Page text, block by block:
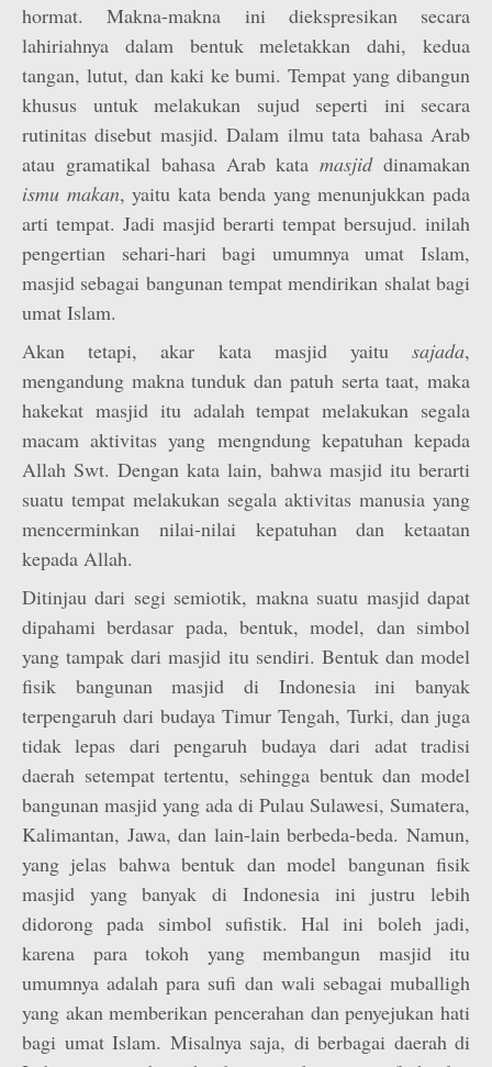
hormat. Makna-makna ini diekspresikan secara
lahiriahnya dalam bentuk meletakkan dahi, kedua
tangan, lutut, dan kaki ke bumi. Tempat yang dibangun
khusus untuk melakukan sujud seperti ini secara
rutinitas disebut masjid. Dalam ilmu tata bahasa Arab
atau gramatikal bahasa Arab katamasjiddinamakan
ismu makan, yaitu kata benda yang menunjukkan pada
arti tempat. Jadi masjid berarti tempat bersujud. inilah
pengertian sehari-hari bagi umumnya umat Islam,
masjid sebagai bangunan tempat mendirikan shalat bagi
umat Islam.
Akan tetapi, akar kata masjid yaitu sajada,
mengandung makna tunduk dan patuh serta taat, maka
hakekat masjid itu adalah tempat melakukan segala
macam aktivitas yang mengndung kepatuhan kepada
Allah Swt. Dengan kata lain, bahwa masjid itu berarti
suatu tempat melakukan segala aktivitas manusia yang
mencerminkan nilai-nilai kepatuhan dan ketaatan
kepada Allah.
Ditinjau dari segi semiotik, makna suatu masjid dapat
dipahami berdasar pada, bentuk, model, dan simbol
yang tampak dari masjid itu sendiri. Bentuk dan model
fisik bangunan masjid di Indonesia ini banyak
terpengaruh dari budaya Timur Tengah, Turki, dan juga
tidak lepas dari pengaruh budaya dari adat tradisi
daerah setempat tertentu, sehingga bentuk dan model
bangunan masjid yang ada di Pulau Sulawesi, Sumatera,
Kalimantan, Jawa, dan lain-lain berbeda-beda. Namun,
yang jelas bahwa bentuk dan model bangunan fisik
masjid yang banyak di Indonesia ini justru lebih
didorong pada simbol sufistik. Hal ini boleh jadi,
karena para tokoh yang membangun masjid itu
umumnya adalah para sufi dan wali sebagai muballigh
yang akan memberikan pencerahan dan penyejukan hati
bagi umat Islam. Misalnya saja, di berbagai daerah di